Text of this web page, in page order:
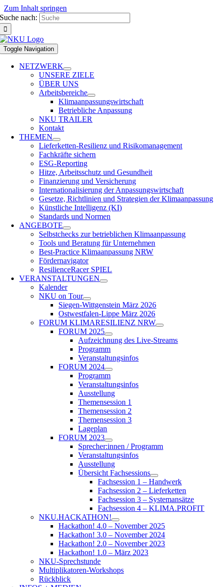
Zum Inhalt springen
Suche nach:
Toggle Navigation
NETZWERK
UNSERE ZIELE
ÜBER UNS
Arbeitsbereiche
Klimaanpassungswirtschaft
Betriebliche Anpassung
NKU TRAILER
Kontakt
THEMEN
Lieferketten-Resilienz und Risikomanagement
Fachkräfte sichern
ESG-Reporting
Hitze, Arbeitsschutz und Gesundheit
Finanzierung und Versicherung
Internationalisierung der Anpassungswirtschaft
Gesetze, Richtlinien und Strategien der Klimaanpassung
Künstliche Intelligenz (KI)
Standards und Normen
ANGEBOTE
Selbstchecks zur betrieblichen Klimaanpassung
Tools und Beratung für Unternehmen
Best-Practice Klimaanpassung NRW
Fördernavigator
ResilienceRacer SPIEL
VERANSTALTUNGEN
Kalender
NKU on Tour
Siegen-Wittgenstein März 2026
Ost­west­falen-Lippe März 2026
FORUM KLIMARESILIENZ NRW
FORUM 2025
Aufzeichnung des Live-Streams
Programm
Veranstaltungsinfos
FORUM 2024
Programm
Veranstaltungsinfos
Ausstellung
Themensession 1
Themensession 2
Themensession 3
Lageplan
FORUM 2023
Sprecher:innen / Programm
Veranstaltungsinfos
Ausstellung
Übersicht Fachsessions
Fachsession 1 – Handwerk
Fachsession 2 – Lieferketten
Fachsession 3 – Systemansätze
Fachsession 4 – KLIMA.PROFIT
NKU.HACKATHON!
Hackathon! 4.0 – November 2025
Hackathon! 3.0 – November 2024
Hackathon! 2.0 – November 2023
Hackathon! 1.0 – März 2023
NKU-Sprechstunde
Multiplikatoren-Workshops
Rückblick